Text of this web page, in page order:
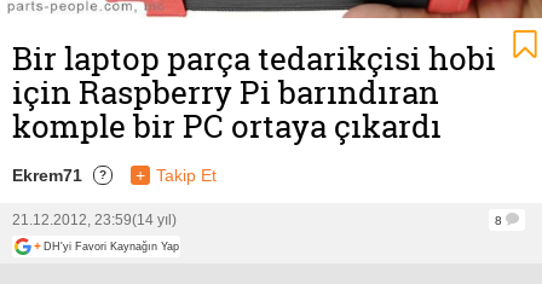
Bir laptop parça tedarikçisi hobi
için Raspberry Pi barındıran
komple bir PC ortaya çıkardı
Ekrem71 ? + Takip Et
21.12.2012, 23:59(14 yıl)
8
+ DH'yi Favori Kaynağın Yap